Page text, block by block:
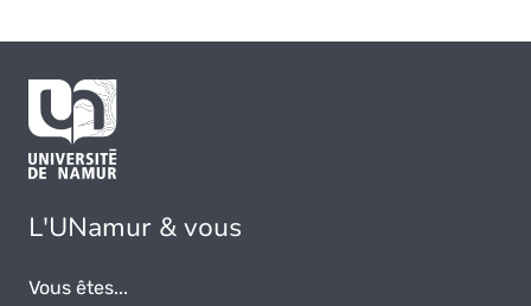
L'UNamur & vous
Vous êtes...